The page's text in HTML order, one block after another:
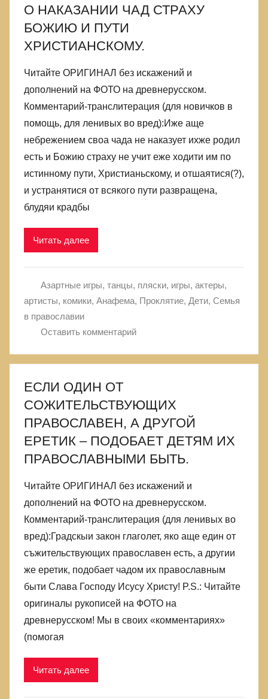
О НАКАЗАНИИ ЧАД СТРАХУ
БОЖИЮ И ПУТИ
ХРИСТИАНСКОМУ.
Читайте ОРИГИНАЛ без искажений и
дополнений на ФОТО на древнерусском.
Комментарий-транслитерация (для новичков в
помощь, для ленивых во вред):Иже аще
небрежением своа чада не наказует ихже родил
есть и Божию страху не учит еже ходити им по
истинному пути, Христианьскому, и отшаятися(?),
и устранятися от всякого пути развращена,
блудяи крадбы
Читать далее
Азартные игры, танцы, пляски, игры, актеры,
артисты, комики, Анафема, Проклятие, Дети, Семья
в православии
Оставить комментарий
ЕСЛИ ОДИН ОТ
СОЖИТЕЛЬСТВУЮЩИХ
ПРАВОСЛАВЕН, А ДРУГОЙ
ЕРЕТИК – ПОДОБАЕТ ДЕТЯМ ИХ
ПРАВОСЛАВНЫМИ БЫТЬ.
Читайте ОРИГИНАЛ без искажений и
дополнений на ФОТО на древнерусском.
Комментарий-транслитерация (для ленивых во
вред):Градскыи закон глаголет, яко аще един от
съжительствующих православен есть, а другии
же еретик, подобает чадом их православным
быти Слава Господу Исусу Христу! P.S.: Читайте
оригиналы рукописей на ФОТО на
древнерусском! Мы в своих «комментариях»
(помогая
Читать далее